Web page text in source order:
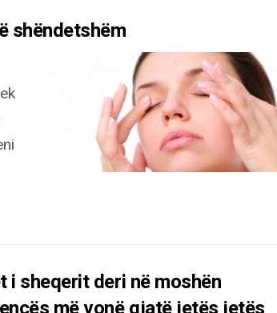
shëndetshëm
i sheqerit deri në moshën